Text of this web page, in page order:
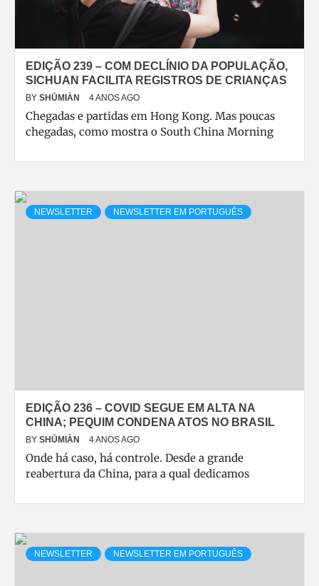
EDIÇÃO 239 – COM DECLÍNIO DA POPULAÇÃO,
SICHUAN FACILITA REGISTROS DE CRIANÇAS
BY SHŪMIÀN 4 ANOS AGO
Chegadas e partidas em Hong Kong. Mas poucas
chegadas, como mostra o South China Morning
NEWSLETTER NEWSLETTER EM PORTUGUÊS
EDIÇÃO 236 – COVID SEGUE EM ALTA NA
CHINA; PEQUIM CONDENA ATOS NO BRASIL
BY SHŪMIÀN 4 ANOS AGO
Onde há caso, há controle. Desde a grande
reabertura da China, para a qual dedicamos
NEWSLETTER NEWSLETTER EM PORTUGUÊS